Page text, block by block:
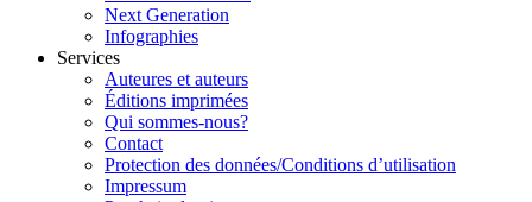
Next Generation
Infographies
Services
Auteures et auteurs
Éditions imprimées
Qui sommes-nous?
Contact
Protection des données/Conditions d’utilisation
Impressum